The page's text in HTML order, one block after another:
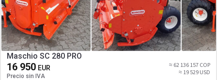
Maschio SC 280 PRO
16 950 EUR
Precio sin IVA
≈ 62 136 157 COP
≈ 19 529 USD